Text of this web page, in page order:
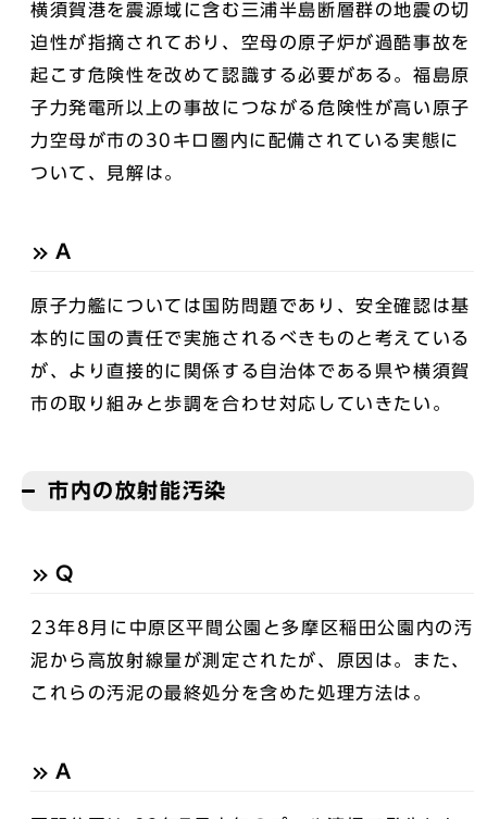
横須賀港を震源域に含む三浦半島断層群の地震の切
迫性が指摘されており、空母の原子炉が過酷事故を
起こす危険性を改めて認識する必要がある。福島原
子力発電所以上の事故につながる危険性が高い原子
力空母が市の30キロ圏内に配備されている実態に
ついて、見解は。
A
原子力艦については国防問題であり、安全確認は基
本的に国の責任で実施されるべきものと考えている
が、より直接的に関係する自治体である県や横須賀
市の取り組みと歩調を合わせ対応していきたい。
市内の放射能汚染
Q
23年8月に中原区平間公園と多摩区稲田公園内の汚
泥から高放射線量が測定されたが、原因は。また、
これらの汚泥の最終処分を含めた処理方法は。
A